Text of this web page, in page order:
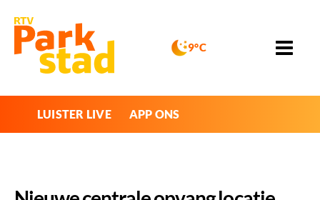
9°C
LUISTER LIVE APP ONS